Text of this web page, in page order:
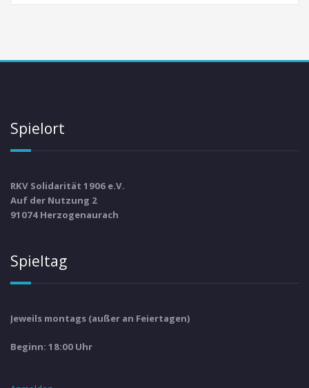
Spielort
RKV Solidarität 1906 e.V.
Auf der Nutzung 2
91074 Herzogenaurach
Spieltag
Jeweils montags (außer an Feiertagen)
Beginn: 18:00 Uhr